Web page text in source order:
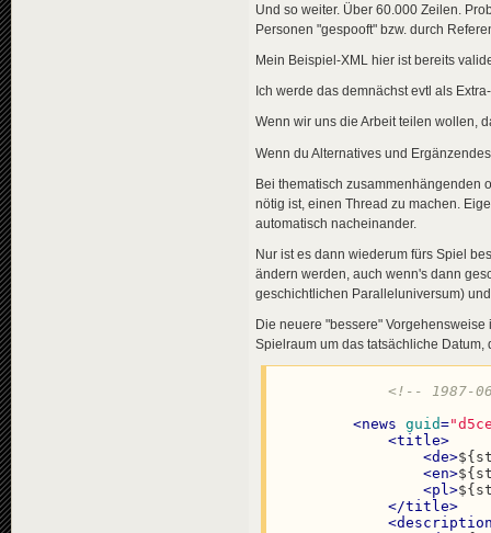
<pl>
</
</ news>
<news guid=
< title>
< de>
<en>Joy
<
</title>
<
<de>Die
pl >
</
<data genre
</news>
<news guid=
<title >
<de>
pl>
<
<de>
<en>
<pl>
<data genre
news>
Und so weiter. Über 60.000 Zeilen.
Personen "gespooft" bzw. durch
Mein Beispiel-XML hier ist bereits
Ich werde das demnächst evtl als
Wenn wir uns die Arbeit teilen wollen,
Wenn du Alternatives und
Bei thematisch zusammenhängenden
nötig ist, einen Thread zu machen.
automatisch nacheinander.
Nur ist es dann wiederum fürs Spiel
ändern werden, auch wenn's dann
geschichtlichen Paralleluniversum)
Die neuere "bessere"
Spielraum um das tatsächliche
<!-- 1987-
<news guid=
<title>
<de>
<en>
<pl >
</title>
<